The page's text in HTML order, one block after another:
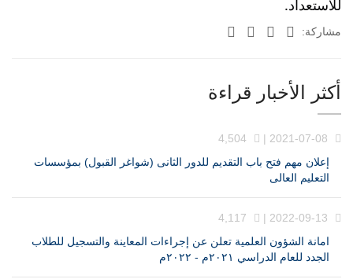
للاستعداد.
مشاركة:
أكثر الأخبار قراءة
إعلان مهم فتح باب التقديم للدور الثانى (شواغر القبول) بمؤسسات
التعليم العالى
امانة الشؤون العلمية تعلن عن إجراءات المعاينة والتسجيل للطلاب
الجدد للعام الدراسي ٢٠٢١م - ٢٠٢٢م